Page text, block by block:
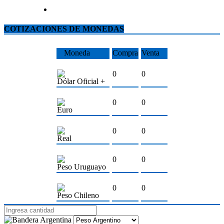
COTIZACIONES DE MONEDAS
Moneda Compra Venta
Dólar Oficial +
0 0
Euro
0 0
Real
0 0
Peso Uruguayo
0 0
Peso Chileno
0 0